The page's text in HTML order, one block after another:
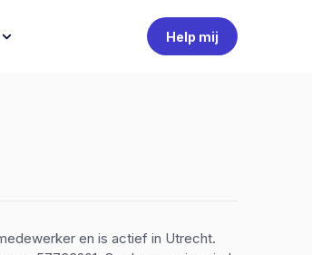
Help mij
en is actief in Utrecht.